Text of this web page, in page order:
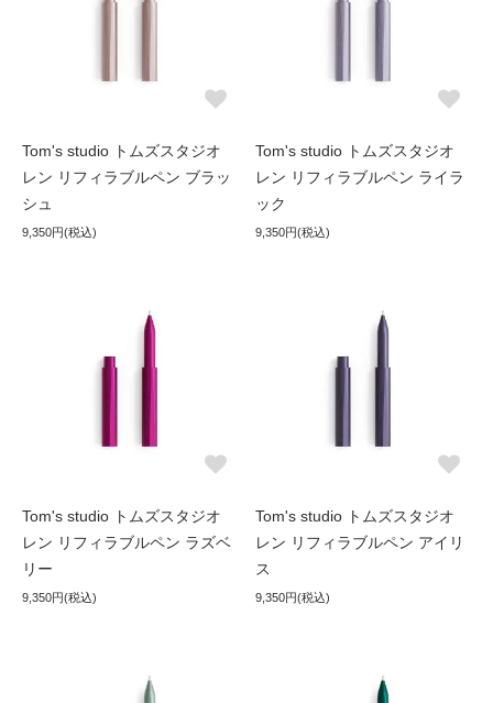
Tom's studio トムズスタジオ
レン リフィラブルペン ブラッ
シュ
9,350円(税込)
Tom's studio トムズスタジオ
レン リフィラブルペン ライラ
ック
9,350円(税込)
Tom's studio トムズスタジオ
レン リフィラブルペン ラズベ
リー
9,350円(税込)
Tom's studio トムズスタジオ
レン リフィラブルペン アイリ
ス
9,350円(税込)